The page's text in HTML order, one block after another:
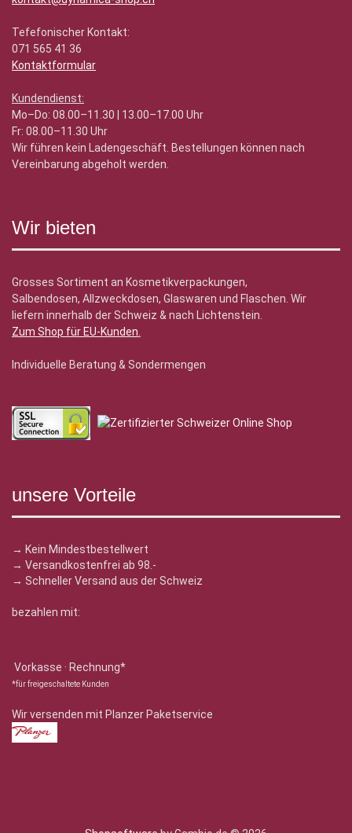
Tefefonischer Kontakt:
071 565 41 36
Kontaktformular
Kundendienst:
Mo–Do: 08.00–11.30 | 13.00–17.00 Uhr
Fr: 08.00–11.30 Uhr
Wir führen kein Ladengeschäft. Bestellungen können nach
Vereinbarung abgeholt werden.
Wir bieten
Grosses Sortiment an Kosmetikverpackungen,
Salbendosen, Allzweckdosen, Glaswaren und Flaschen. Wir
liefern innerhalb der Schweiz & nach Lichtenstein.
Zum Shop für EU-Kunden.
Individuelle Beratung & Sondermengen
unsere Vorteile
→ Kein Mindestbestellwert
→ Versandkostenfrei ab 98.-
→ Schneller Versand aus der Schweiz
bezahlen mit:
Vorkasse · Rechnung*
*für freigeschaltete Kunden
Wir versenden mit Planzer Paketservice